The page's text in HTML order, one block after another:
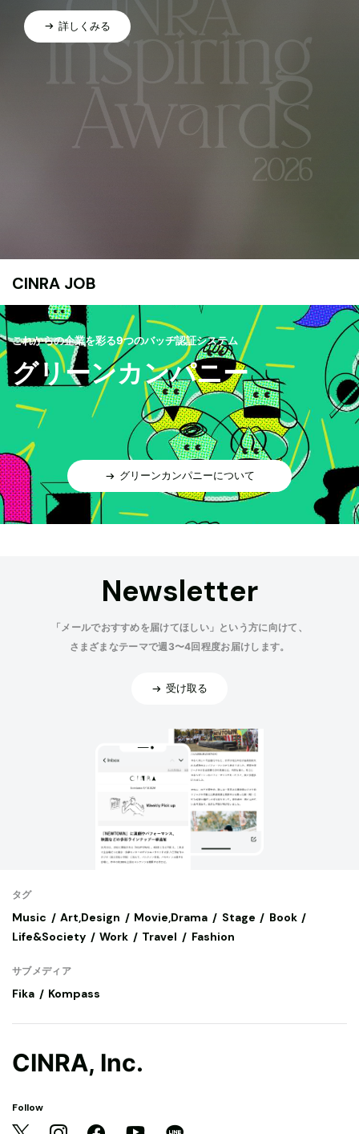
詳しくみる
CINRA JOB
これからの企業を彩る9つのバッヂ認証システム
グリーンカンパニー
グリーンカンパニーについて
Newsletter
「メールでおすすめを届けてほしい」という方に向けて、
さまざまなテーマで週3〜4回程度お届けします。
受け取る
タグ
Music Art,Design Movie,Drama Stage
Book
Life&Society
Work Travel Fashion
サブメディア
Fika Kompass
CINRA, Inc.
Follow